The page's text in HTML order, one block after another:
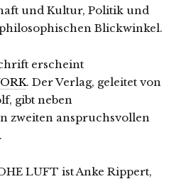
und Kultur, Politik und
Blickwinkel.
erscheint
. Der Verlag, geleitet von
gibt neben
zweiten anspruchsvollen
LUFT ist Anke Rippert,